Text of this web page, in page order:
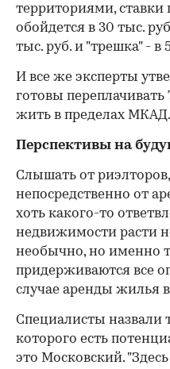
территориями,
обойдется в 30 тыс.
тыс. руб. и "трешка" - в
И все же эксперты
готовы переплачивать
жить в пределах МКАД.
Перспективы на
Слышать от
непосредственно от
хоть какого-то
недвижимости расти
необычно, но именно
придерживаются все
случае аренды жилья
Специалисты назвали
которого есть
это Московский.